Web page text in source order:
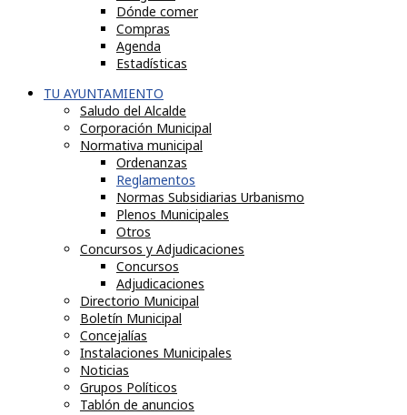
Dónde comer
Compras
Agenda
Estadísticas
TU AYUNTAMIENTO
Saludo del Alcalde
Corporación Municipal
Normativa municipal
Ordenanzas
Reglamentos
Normas Subsidiarias Urbanismo
Plenos Municipales
Otros
Concursos y Adjudicaciones
Concursos
Adjudicaciones
Directorio Municipal
Boletín Municipal
Concejalías
Instalaciones Municipales
Noticias
Grupos Políticos
Tablón de anuncios